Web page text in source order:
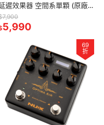
遲效果器 空間系單顆 (原廠
固)
5,990
69
折